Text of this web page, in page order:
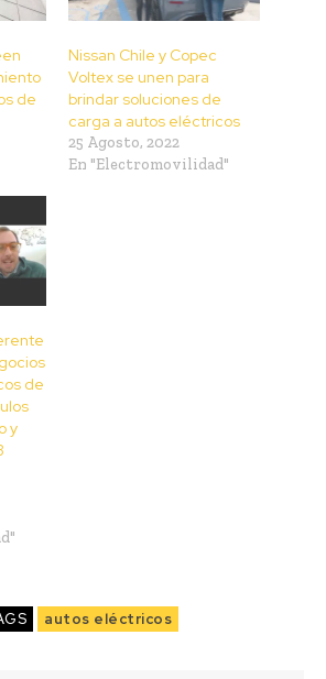
de
Nissan Chile y Copec
Voltex se unen para
brindar soluciones de
carga a autos eléctricos
25 Agosto, 2022
En "Electromovilidad"
de
y
autos eléctricos